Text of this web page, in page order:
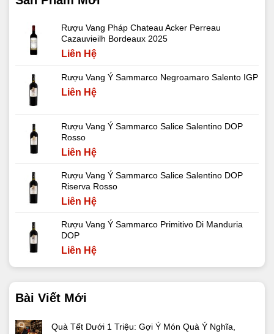
Rượu Vang Pháp Chateau Acker Perreau
Cazauvieilh Bordeaux 2025
Liên Hệ
Rượu Vang Ý Sammarco Negroamaro Salento IGP
Liên Hệ
Rượu Vang Ý Sammarco Salice Salentino DOP
Rosso
Liên Hệ
Rượu Vang Ý Sammarco Salice Salentino DOP
Riserva Rosso
Liên Hệ
Rượu Vang Ý Sammarco Primitivo Di Manduria
DOP
Liên Hệ
Bài Viết Mới
Quà Tết Dưới 1 Triệu: Gợi Ý Món Quà Ý Nghĩa,